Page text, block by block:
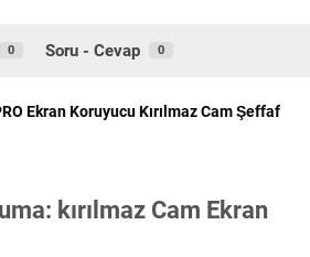
0 Soru - Cevap 0
Ekran Koruyucu Kırılmaz Cam Şeffaf
kırılmaz Cam Ekran